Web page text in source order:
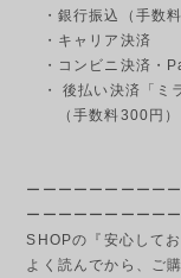
・銀行振込（手数料
・キャリア決済
・コンビニ決済・
・ 後払い決済「ミ
（手数料300円）
ーーーーーーーーー
ーーーーーーーーー
SHOPの『安心して
よく読んでから、ご